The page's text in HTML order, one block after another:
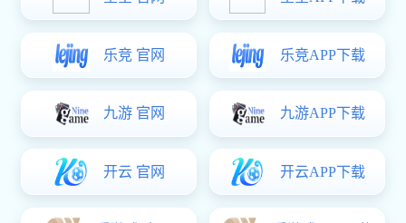
展源五金简单说说锌合金口红盖受欢迎的原因
现市场上口红种类繁多，而口红盖也
多种多样，相对来说梓...
锌合金压铸产品行业是一个市场竞争
充分且与人民生活息息...